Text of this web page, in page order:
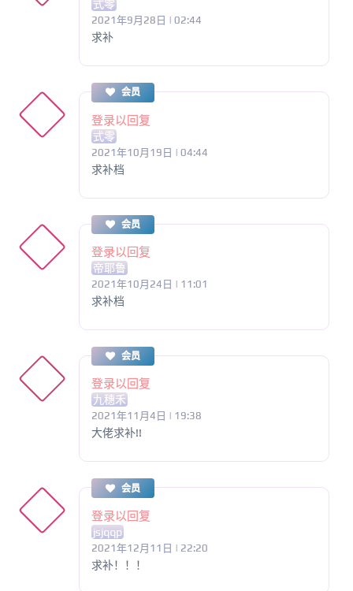
式零
2021年9月28日 | 02:44
求补
会员
登录以回复
式零
2021年10月19日 | 04:44
求补档
会员
登录以回复
帝耶鲁
2021年10月24日 | 11:01
求补档
会员
登录以回复
九穗禾
2021年11月4日 | 19:38
大佬求补!!
会员
登录以回复
jsjqqp
2021年12月11日 | 22:20
求补！！！